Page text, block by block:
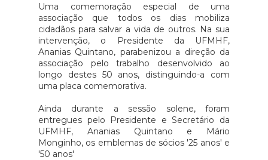
Uma comemoração especial de uma
associação que todos os dias mobiliza
cidadãos para salvar a vida de outros. Na sua
intervenção, o Presidente da UFMHF,
Ananias Quintano, parabenizou a direção da
associação pelo trabalho desenvolvido ao
longo destes 50 anos, distinguindo-a com
uma placa comemorativa.
Ainda durante a sessão solene, foram
entregues pelo Presidente e Secretário da
UFMHF, Ananias Quintano e Mário
Monginho, os emblemas de sócios '25 anos' e
'50 anos'